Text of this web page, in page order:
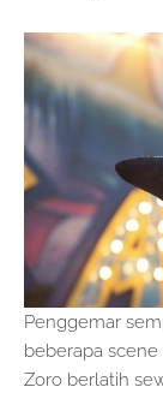
Penggemar
beberapa
Zoro berlatih